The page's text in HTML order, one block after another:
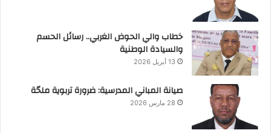
خطاب والي الحوض الغربي.. رسائل الحسم
والسيادة الوطنية
13 أبريل 2026
صيانة المباني المدرسية: ضرورة تربوية ملحّة
28 مارس 2026